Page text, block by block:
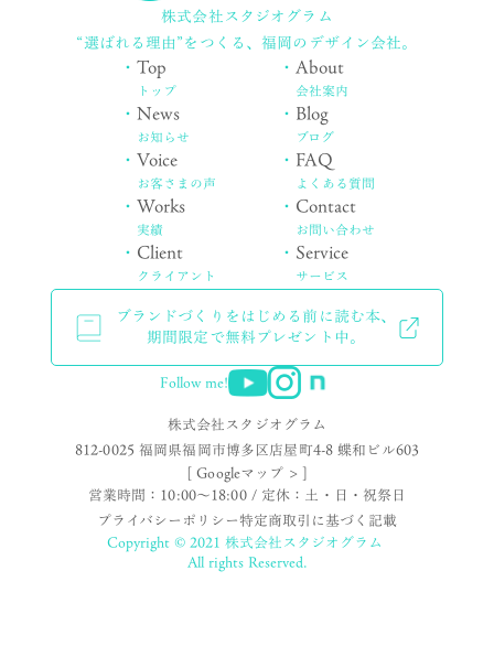
株式会社スタジオグラム
“選ばれる理由”をつくる、福岡のデザイン会社。
・Top
トップ
・News
お知らせ
・Voice
お客さまの声
・Works
実績
・ Client
クライアント
・About
会社案内
・ Blog
ブログ
・ FAQ
よくある質問
・ Contact
お問い合わせ
・ Service
サービス
ブランドづくりをはじめる前に読む本、
期間限定で無料プレゼント中。
Follow me!
株式会社スタジオグラム
812-0025 福岡県福岡市博多区店屋町4-8 蝶和ビル603
[ Googleマップ > ]
営業時間：10:00〜18:00 / 定休：土・日・祝祭日
プライバシーポリシー特定商取引に基づく記載
Copyright © 2021 株式会社スタジオグラム
All rights Reserved.